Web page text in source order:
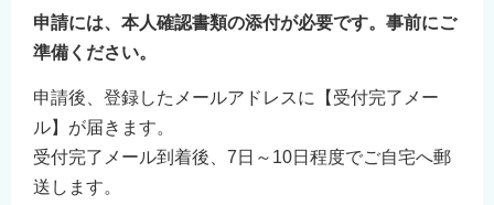
申請には、本人確認書類の添付が必要です。 事前にご
準備ください。
申請後、登録したメールアドレスに【受付完了メー
ル】が届きます。
受付完了メール到着後、7日～10日程度でご自宅へ郵
送します。